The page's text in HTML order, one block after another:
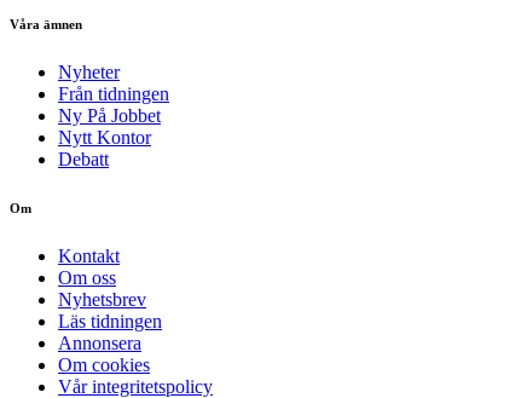
Våra ämnen
Nyheter
Från tidningen
Ny På Jobbet
Nytt Kontor
Debatt
Om
Kontakt
Om oss
Nyhetsbrev
Läs tidningen
Annonsera
Om cookies
Vår integritetspolicy